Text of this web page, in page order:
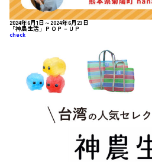
2024年6月1日～2024年6月23日
「神農生活」ＰＯＰ－ＵＰ
check